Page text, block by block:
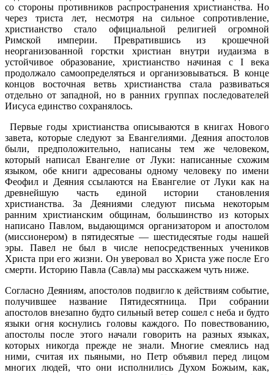
со стороны противников распространения христианства. Но
через триста лет, несмотря на сильное сопротивление,
христианство стало официальной религией огромной
Римской империи. Превратившись из крошечной
неорганизованной горстки христиан внутри иудаизма в
устойчивое образование, христианство начиная с I века
продолжало самоопределяться и организовываться. В конце
концов восточная ветвь христианства стала развиваться
отдельно от западной, но в ранних группах последователей
Иисуса единство сохранялось.
Первые годы христианства описываются в книгах Нового
завета, которые следуют за Евангелиями. Деяния апостолов
были, предположительно, написаны тем же человеком,
который написал Евангелие от Луки: написанные схожим
языком, обе книги адресованы одному человеку по имени
Феофил и Деяния ссылаются на Евангелие от Луки как на
древнейшую часть единой истории становления
христианства. За Деяниями следуют письма некоторым
ранним христианским общинам, большинство из которых
написано Павлом, выдающимся организатором и апостолом
(миссионером) в пятидесятые — шестидесятые годы нашей
эры. Павел не был в числе непосредственных учеников
Христа при его жизни. Он уверовал во Христа уже после Его
смерти. Историю Павла (Савла) мы расскажем чуть ниже.
Согласно Деяниям, апостолов подвигло к действиям событие,
получившее название Пятидесятница. При собрании
апостолов внезапно будто сильный ветер сошел с неба и будто
языки огня коснулись головы каждого. По повествованию,
апостолы после этого начали говорить на разных языках,
которых никогда прежде не знали. Многие смеялись над
ними, считая их пьяными, но Петр объявил перед лицом
многих людей, что они исполнились Духом Божьим, как,